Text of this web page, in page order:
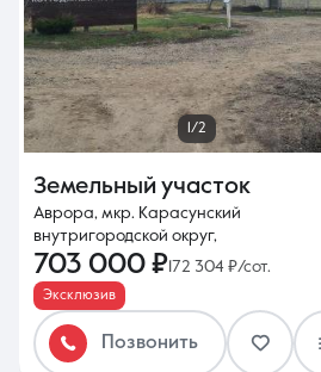
1/2
Земельный участок
Аврора, мкр. Карасунский
внутригородской округ,
703 000 ₽172 304 ₽/сот.
Эксклюзив
Позвонить